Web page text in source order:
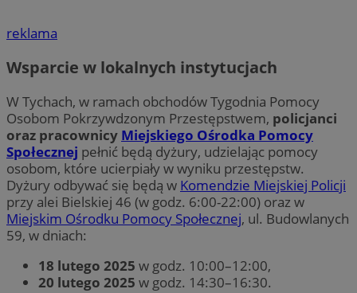
reklama
Wsparcie w lokalnych instytucjach
W Tychach, w ramach obchodów Tygodnia Pomocy
Osobom Pokrzywdzonym Przestępstwem, policjanci
oraz pracownicy Miejskiego Ośrodka Pomocy
Społecznej pełnić będą dyżury, udzielając pomocy
osobom, które ucierpiały w wyniku przestępstw.
Dyżury odbywać się będą w Komendzie Miejskiej Policji
przy alei Bielskiej 46 (w godz. 6:00-22:00) oraz w
Miejskim Ośrodku Pomocy Społecznej, ul. Budowlanych
59, w dniach:
18 lutego 2025 w godz. 10:00–12:00,
20 lutego 2025 w godz. 14:30–16:30.